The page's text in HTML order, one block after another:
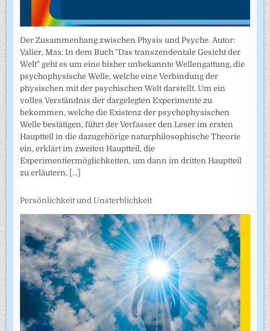
Der Zusammenhang zwischen Physis und Psyche. Autor:
Valier, Max. In dem Buch "Das transzendentale Gesicht der
Welt" geht es um eine bisher unbekannte Wellengattung, die
psychophysische Welle, welche eine Verbindung der
physischen mit der psychischen Welt darstellt. Um ein
volles Verständnis der dargelegten Experimente zu
bekommen, welche die Existenz der psychophysischen
Welle bestätigen, führt der Verfasser den Leser im ersten
Hauptteil in die dazugehörige naturphilosophische Theorie
ein, erklärt im zweiten Hauptteil, die
Experimentiermöglichkeiten, um dann im dritten Hauptteil
zu erläutern, [...]
Persönlichkeit und Unsterblichkeit